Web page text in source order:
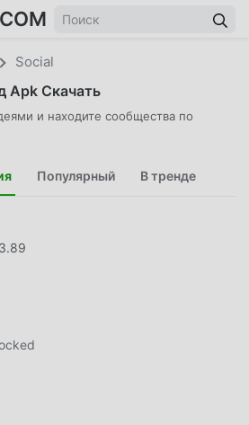
Social
Apk Скачать
и находите сообщества по
Популярный В тренде